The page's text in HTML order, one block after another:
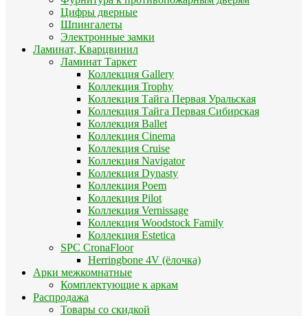
Цифры дверные
Шпингалеты
Электронные замки
Ламинат, Кварцвинил
Ламинат Таркет
Коллекция Gallery
Коллекция Trophy
Коллекция Тайга Первая Уральская
Коллекция Тайга Первая Сибирская
Коллекция Ballet
Коллекция Cinema
Коллекция Cruise
Коллекция Navigator
Коллекция Dynasty
Коллекция Poem
Коллекция Pilot
Коллекция Vernissage
Коллекция Woodstock Family
Коллекция Estetica
SPC CronaFloor
Herringbone 4V (ёлочка)
Арки межкомнатные
Комплектующие к аркам
Распродажа
Товары со скидкой